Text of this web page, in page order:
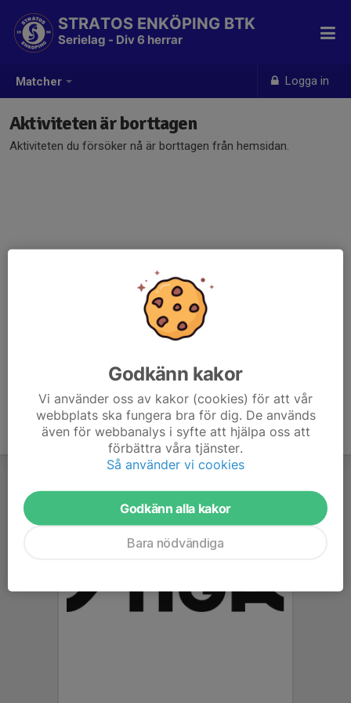
Matcher Logga in
STRATOS ENKÖPING BTK
Serielag - Div 6 herrar
Aktiviteten är borttagen
Aktiviteten du försöker nå är borttagen från hemsidan.
Godkänn kakor
Vi använder oss av kakor (cookies) för att vår
webbplats ska fungera bra för dig. De används
även för webbanalys i syfte att hjälpa oss att
förbättra våra tjänster.
Så använder vi cookies
Godkänn alla kakor
Bara nödvändiga